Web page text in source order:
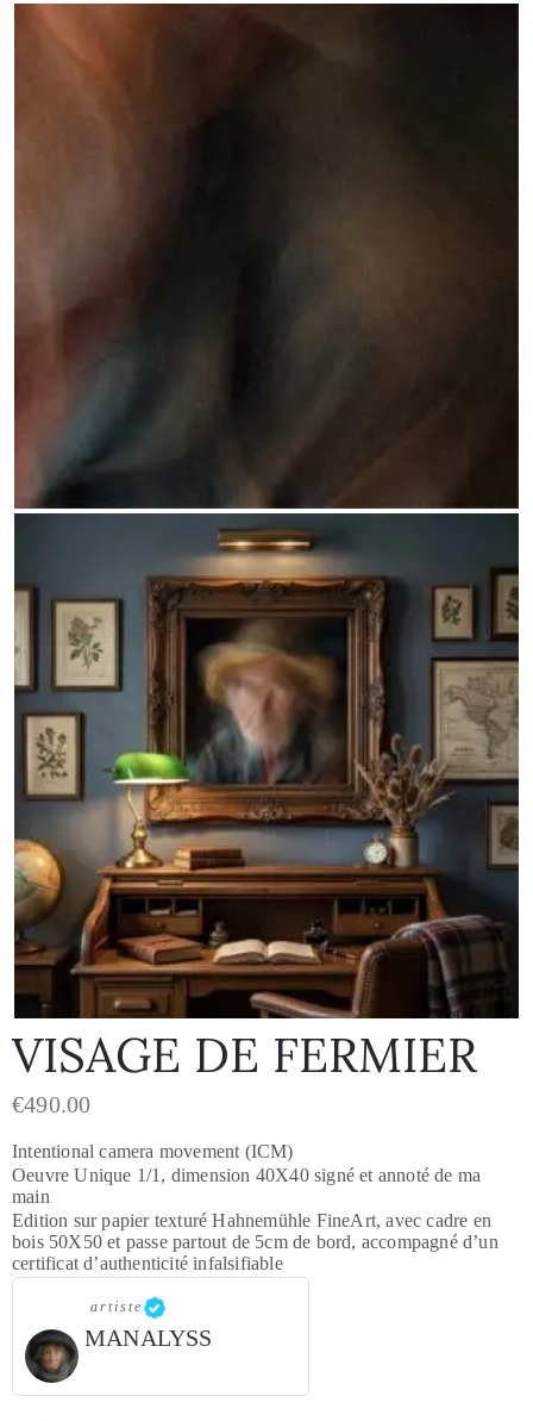
VISAGE DE FERMIER
€490.00
Intentional camera movement (ICM)
Oeuvre Unique 1/1, dimension 40X40 signé et annoté de ma
main
Edition sur papier texturé Hahnemühle FineArt, avec cadre en
bois 50X50 et passe partout de 5cm de bord, accompagné d’un
certificat d’authenticité infalsifiable
artiste
MANALYSS